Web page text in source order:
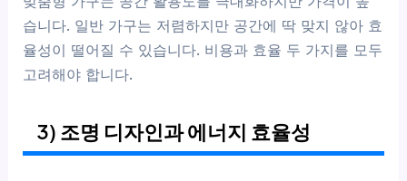
습니다. 일반 가구는 저렴하지만 공간에 딱 맞지 않아 효
율성이 떨어질 수 있습니다. 비용과 효율 두 가지를 모두
고려해야 합니다.
3) 조명 디자인과 에너지 효율성